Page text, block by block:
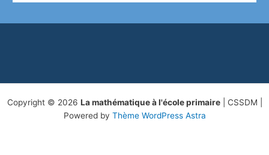
Copyright © 2026 La mathématique à l'école primaire| CSSDM |
Powered by Thème WordPress Astra